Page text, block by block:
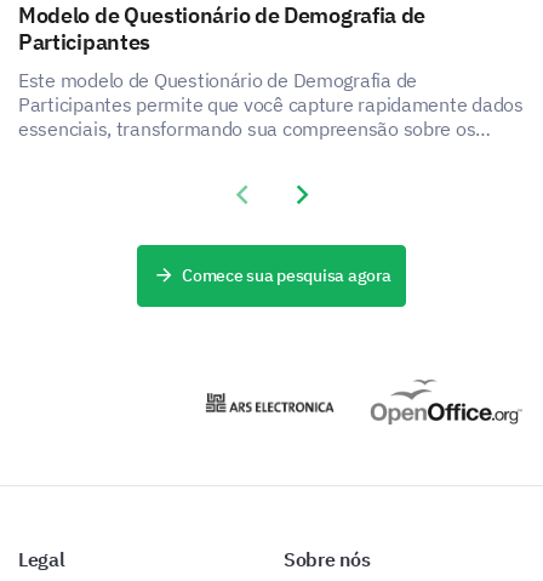
Modelo de Questionário de Demografia de
Participantes
Este modelo de Questionário de Demografia de
Participantes permite que você capture rapidamente dados
essenciais, transformando sua compreensão sobre os
Previous slide
Next slide
Comece sua pesquisa agora
Legal Sobre nós